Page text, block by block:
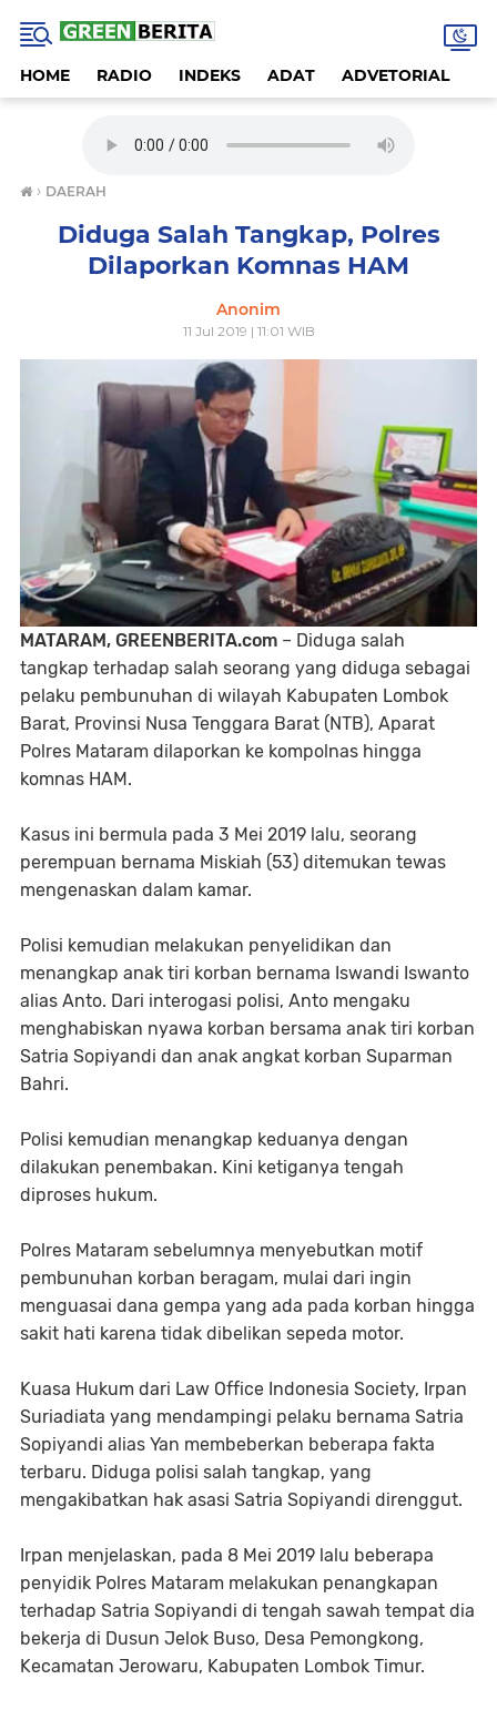
HOME RADIO INDEKS ADAT ADVETORIAL
› DAERAH
Diduga Salah Tangkap, Polres
Dilaporkan Komnas HAM
Anonim
11 Jul 2019 | 11:01 WIB
MATARAM, GREENBERITA.com – Diduga salah
tangkap terhadap salah seorang yang diduga sebagai
pelaku pembunuhan di wilayah Kabupaten Lombok
Barat, Provinsi Nusa Tenggara Barat (NTB), Aparat
Polres Mataram dilaporkan ke kompolnas hingga
komnas HAM.
Kasus ini bermula pada 3 Mei 2019 lalu, seorang
perempuan bernama Miskiah (53) ditemukan tewas
mengenaskan dalam kamar.
Polisi kemudian melakukan penyelidikan dan
menangkap anak tiri korban bernama Iswandi Iswanto
alias Anto. Dari interogasi polisi, Anto mengaku
menghabiskan nyawa korban bersama anak tiri korban
Satria Sopiyandi dan anak angkat korban Suparman
Bahri.
Polisi kemudian menangkap keduanya dengan
dilakukan penembakan. Kini ketiganya tengah
diproses hukum.
Polres Mataram sebelumnya menyebutkan motif
pembunuhan korban beragam, mulai dari ingin
menguasai dana gempa yang ada pada korban hingga
sakit hati karena tidak dibelikan sepeda motor.
Kuasa Hukum dari Law Office Indonesia Society, Irpan
Suriadiata yang mendampingi pelaku bernama Satria
Sopiyandi alias Yan membeberkan beberapa fakta
terbaru. Diduga polisi salah tangkap, yang
mengakibatkan hak asasi Satria Sopiyandi direnggut.
Irpan menjelaskan, pada 8 Mei 2019 lalu beberapa
penyidik Polres Mataram melakukan penangkapan
terhadap Satria Sopiyandi di tengah sawah tempat dia
bekerja di Dusun Jelok Buso, Desa Pemongkong,
Kecamatan Jerowaru, Kabupaten Lombok Timur.